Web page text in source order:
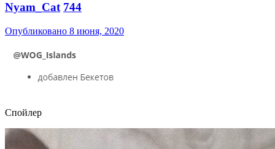
Nyam_Cat 744
Опубликовано 8 июня, 2020
Спойлер